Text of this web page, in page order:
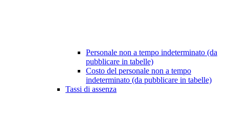
Personale non a tempo indeterminato (da
pubblicare in tabelle)
Costo del personale non a tempo
indeterminato (da pubblicare in tabelle)
Tassi di assenza